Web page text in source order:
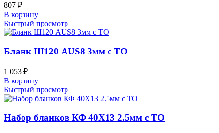
807 ₽
В корзину
Быстрый просмотр
Бланк Ш120 AUS8 3мм с ТО
1 053 ₽
В корзину
Быстрый просмотр
Набор бланков КФ 40Х13 2.5мм с ТО